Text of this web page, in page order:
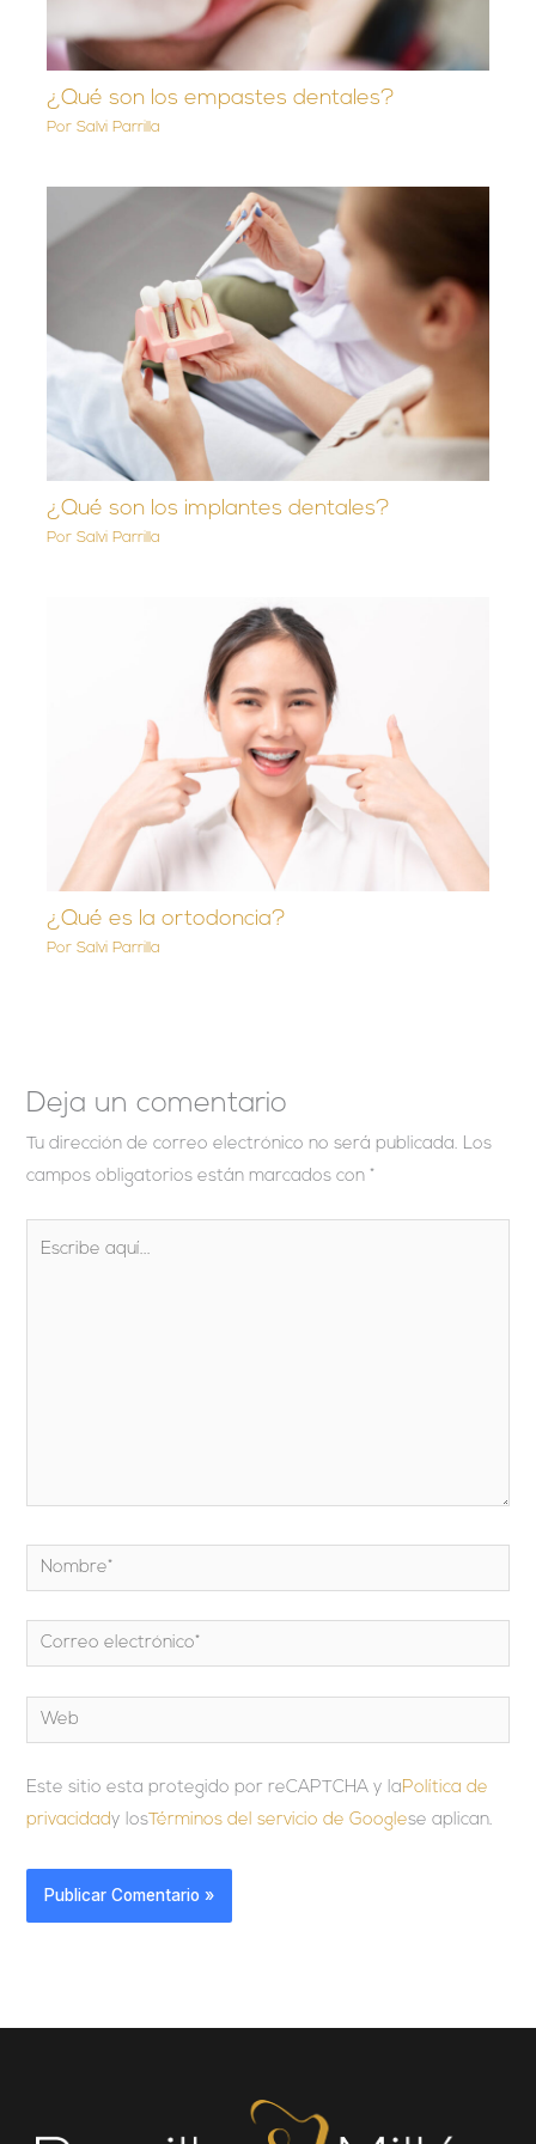
¿Qué son los empastes dentales?
PorSalvi Parrilla
¿Qué son los implantes dentales?
PorSalvi Parrilla
¿Qué es la ortodoncia?
PorSalvi Parrilla
Deja un comentario
Tu dirección de correo electrónico no será publicada. Los
campos obligatorios están marcados con *
Nombre*
Correo
electrónico*
Web
Este sitio esta protegido por reCAPTCHA y laPolítica de
privacidady los Términos del servicio de Googlese aplican.